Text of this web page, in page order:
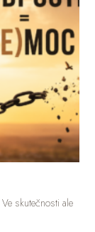
skutečnosti ale